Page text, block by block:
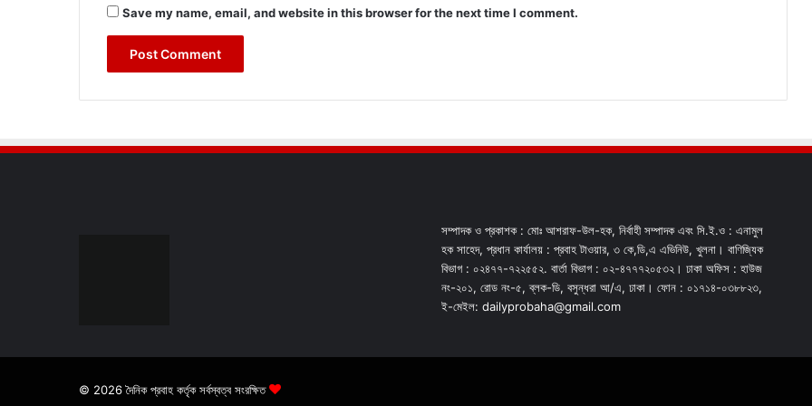
Save my name, email, and website in this browser for the next time I comment.
সম্পাদক ও প্রকাশক : মোঃ আশরাফ-উল-হক, নির্বাহী সম্পাদক এবং সি.ই.ও : এনামুল
হক সাহেদ, প্রধান কার্যালয় : প্রবাহ টাওয়ার, ৩ কে,ডি,এ এভিনিউ, খুলনা। বাণিজ্যিক
বিভাগ : ০২৪৭৭-৭২২৫৫২. বার্তা বিভাগ : ০২-৪৭৭৭২০৫৩২। ঢাকা অফিস : হাউজ
নং-২০১, রোড নং-৫, ব্লক-ডি, বসুন্ধরা আ/এ, ঢাকা। ফোন : ০১৭১৪-০৩৮৮২৩,
ই-মেইল: dailyprobaha@gmail.com
© 2026 দৈনিক প্রবাহ কর্তৃক সর্বস্বত্ব সংরক্ষিত